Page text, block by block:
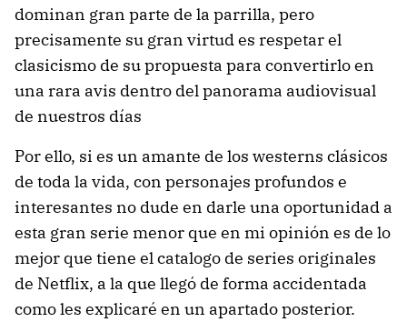
dominan gran parte de la parrilla, pero
precisamente su gran virtud es respetar el
clasicismo de su propuesta para convertirlo en
una rara avis dentro del panorama audiovisual
de nuestros días
Por ello, si es un amante de los westerns clásicos
de toda la vida, con personajes profundos e
interesantes no dude en darle una oportunidad a
esta gran serie menor que en mi opinión es de lo
mejor que tiene el catalogo de series originales
de Netflix, a la que llegó de forma accidentada
como les explicaré en un apartado posterior.